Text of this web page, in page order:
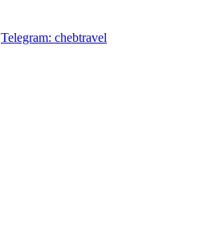
Telegram: chebtravel